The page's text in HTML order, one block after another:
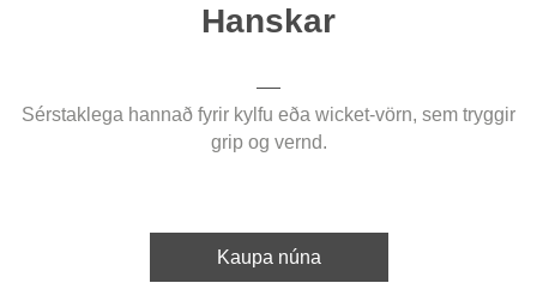
Hanskar
Sérstaklega hannað fyrir kylfu eða wicket-vörn, sem tryggir
grip og vernd.
Kaupa núna